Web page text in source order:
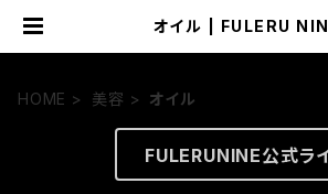
オイル | FULERU
HOME 美容 オイル
FULERUNINE公式ラ